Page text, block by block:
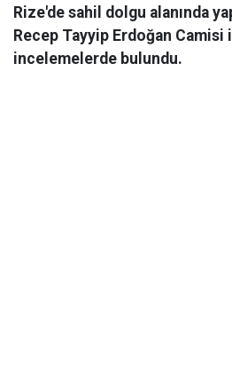
Rize'de sahil dolgu alanında
Recep Tayyip Erdoğan Camisi
incelemelerde bulundu.